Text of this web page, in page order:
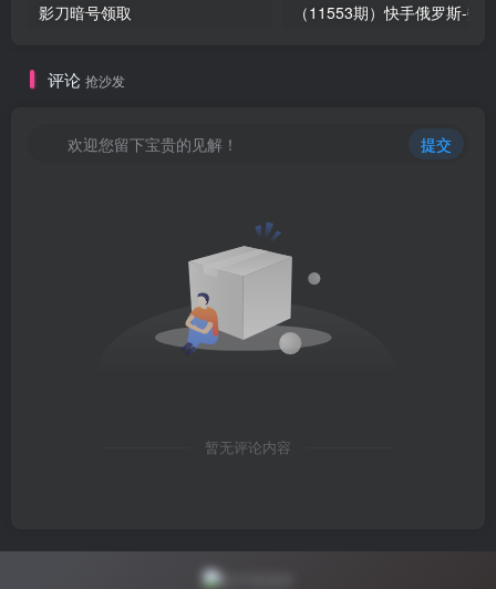
影刀暗号领取
评论 抢沙发
欢迎您留下宝贵的见解！ 提交
暂无评论内容